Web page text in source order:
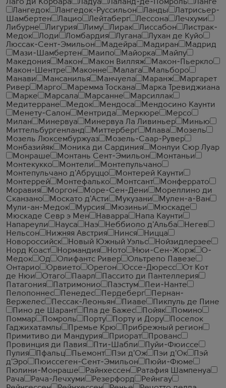
Лаго ди Корбара
Ладуа Лаланд-де-Помроль
Ланге
Лангедок
Лангедок-Руссильон Ланды
Латрисьер-
Шамбертен
Лацио Лейтаберг Лессона
Лечхуми
Либурне
Лигурия Лиму Лирак Лиссабон
Листрак-
Медок
Лоди Ломбардия Лугана
Лухан де Куйо
Люссак-Сент-Эмильон
Мадейра Мадиран
Мадрид
Мази-Шамбертен
Маипо Майорка
Майпу
Македония
Макон Макон Вилляж
Макон-Пьеркло
Макон-Шентре
Маконне Малага
Мальборо
Манави
Мансанилья Манчуела Маранж
Маргарет
Ривер
Марго Маремма Тоскана
Марка Тревиджиана
Марке
Марсала Марсанне
Марсиллак
Медитерране
Медок Мендоса
Мендосино Каунти
Менету-Салон
Ментрида Меркюре
Мерсо
Милан
Минервуа Минервуа Ла Ливиньер
Минью
Миттельбургенланд
Миттерберг Млава
Мозель
Мозель Люксембуржуаз
Мозель-Саар-Рувер
Монбазийяк
Моника ди Сардиния
Монлуи Сюр Луар
Монраше
Монтань Сент-Эмильон
Монтаньи
Монтекукко
Монтели
Монтепульчано
Монтепульчано д'Абруццо
Монтерей Каунти
Монтеррей
Монтефалько Монтсант
Монферрато
Моравия
Моргон Море-Сен-Дени
Мореллино ди
Сканзано
Москато д'Асти Мукузани
Мулен-а-Ван
Мули-ан-Медок
Мурсия Мюзиньи
Мюскаде
Мюскаде Севр э Мен
Наварра
Напа Каунти
Напареули
Науса Наэ Неббиоло д'Альба
Негев
Нельсон
Нижняя Австрия Нинся
Ницца
Новороссийск
Новый Южный Уэльс
Нойзидлерзее
Норд Коаст
Нормандия Ното Нюи-Сен-Жорж
О-
Медок
Од Олифантс Ривер
Ольтрепо Павезе
Онтарио
Орвието Орегон Оссе-Дюресс
От Кот
де Нюи
Отаго Паарл
Пассито ди Пантеллерия
Патагония
Патримонио Паэстум
Пеи-Нанте
Пелопоннес
Пенедес Пердеберг
Пернан-
Вержелес
Пессак-Леоньян Пиаве
Пикпуль де Пине
Пино де Шарант
Пла де Бажес Пойяк
Помино
Поммар
Помроль Порту Порту и Дору
Поселок
Гаджихатамлы
Премье Крю
Прибрежный регион
Примитиво ди Мандурия
Приорат
Прованс
Провинция ди Павия
Пти-Шабли
Пуйи-Фюиссе
Пулия
Пфальц Пьемонт Пэи д'Ож Пэи д'Ок
Пэй
д'Эро
Пюиссеген-Сент-Эмильон
Пюйи-Фюме
Пюлини-Монраше
Райнхессен
Ратафия Шампенуа
Рача
Рача-Лечхуми Резерфорд
Рейнгау